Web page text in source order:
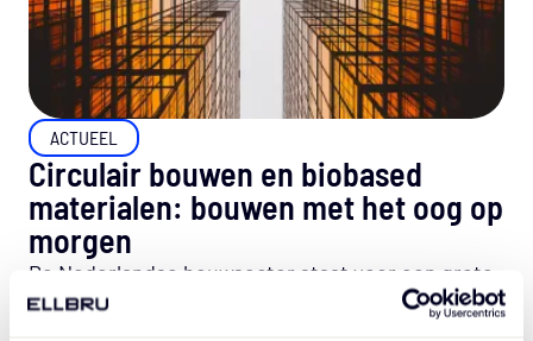
ACTUEEL
Circulair bouwen en biobased
materialen: bouwen met het oog op
morgen
De Nederlandse bouwsector staat voor een grote
opgave. In 2050 moet de gebouwde omgeving